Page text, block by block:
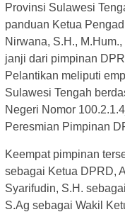
Provinsi Sulawesi
panduan Ketua
Nirwana, S.H.,
janji dari pimpinan
Pelantikan meliputi
Sulawesi Tengah
Negeri Nomor
Peresmian Pimpinan
Keempat pimpinan
sebagai Ketua DPRD,
Syarifudin, S.H.
S.Ag sebagai Wakil